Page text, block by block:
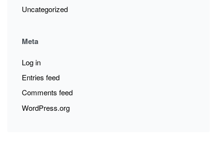
Uncategorized
Meta
Log in
Entries feed
Comments feed
WordPress.org